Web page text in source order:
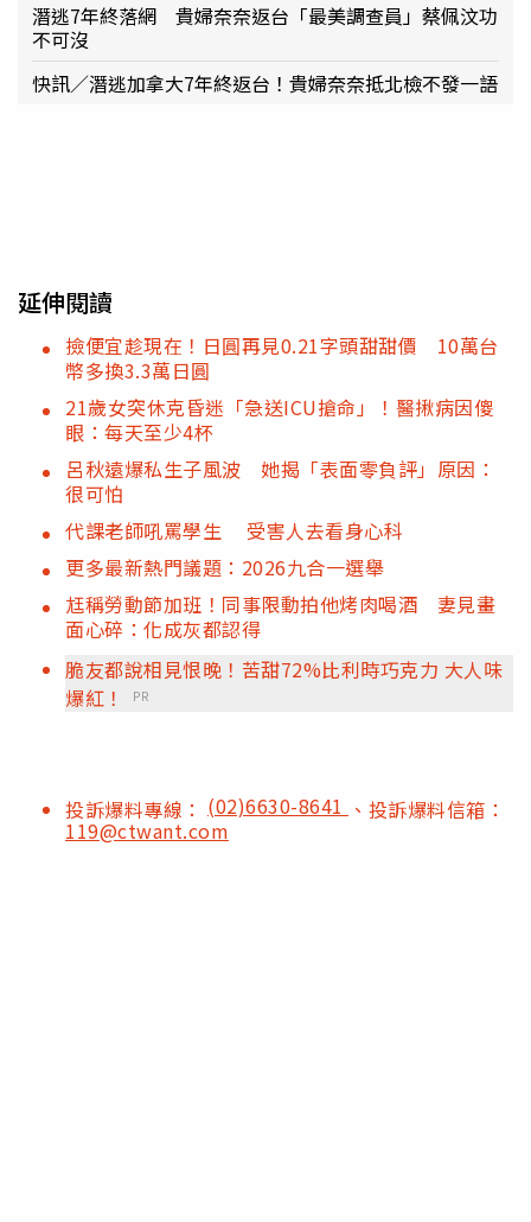
潛逃7年終落網 貴婦奈奈返台「最美調查員」蔡佩汶功
不可沒
快訊／潛逃加拿大7年終返台！貴婦奈奈抵北檢不發一語
延伸閱讀
撿便宜趁現在！日圓再見0.21字頭甜甜價 10萬台
幣多換3.3萬日圓
21歲女突休克昏迷「急送ICU搶命」！醫揪病因傻
眼：每天至少4杯
呂秋遠爆私生子風波 她揭「表面零負評」原因：
很可怕
代課老師吼罵學生 受害人去看身心科
更多最新熱門議題：2026九合一選舉
尪稱勞動節加班！同事限動拍他烤肉喝酒 妻見畫
面心碎：化成灰都認得
脆友都說相見恨晚！苦甜72%比利時巧克力 大人味
爆紅！
PR
投訴爆料專線： (02)6630-8641 、投訴爆料信箱：
119@ctwant.com